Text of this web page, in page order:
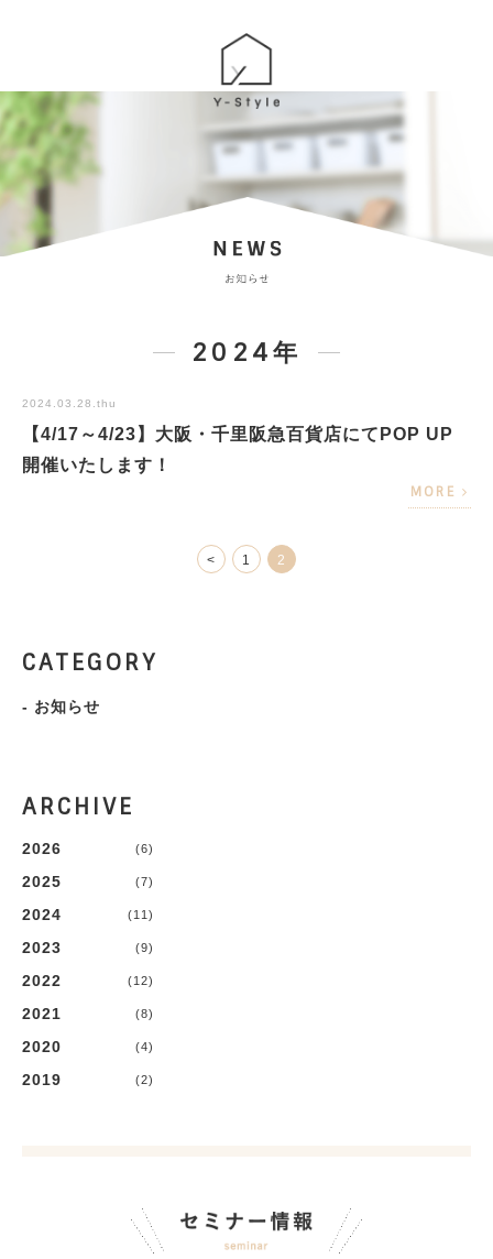
2024年
2024.03.28.thu
【4/17～4/23】大阪・千里阪急百貨店にてPOP UP
開催いたします！
MORE
< 1 2
CATEGORY
- お知らせ
ARCHIVE
2026 (6)
2025 (7)
2024 (11)
2023 (9)
2022 (12)
2021 (8)
2020 (4)
2019 (2)